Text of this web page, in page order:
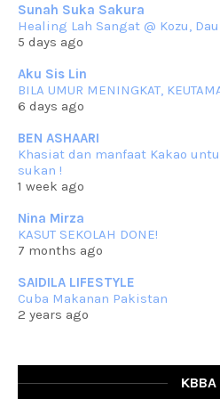
RESIPI KUIH KASWI KELEDEK
Assalammualaikum, salam semua.
mat ucapkan
Jun 30 2023
RESIPI KURMA AYAM MERAH
Assalammualaikum, salam semua.
Jun 23 2023
RESIPI SAMBAL PARU
Assalammualaikum, salam sejahtera
Jun 20 2023
RESIPI PISANG MUDA MASAK
lemak ni che mat... read more
Mar 07 2023
Sunah Suka Sakura
Healing Lah Sangat @ Kozu,
5 days ago
Aku Sis Lin
BILA UMUR MENINGKAT,
6 days ago
BEN ASHAARI
Khasiat dan manfaat Kakao
sukan !
1 week ago
Nina Mirza
KASUT SEKOLAH DONE!
7 months ago
SAIDILA LIFESTYLE
Cuba Makanan Pakistan
2 years ago
KBBA